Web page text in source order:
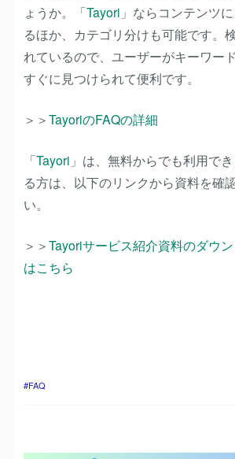
ょうか。「Tayori 」ならコンテンツ
るほか、カテゴリ分けも可能です。
れているので、ユーザーがキーワー
すぐに見つけられて便利です。
＞＞TayoriのFAQの詳細
「Tayori 」は、無料からでも利用で
る方は、以下のリンクから資料を確
い。
＞＞Tayoriサービス紹介資料のダウン
はこちら
FAQ